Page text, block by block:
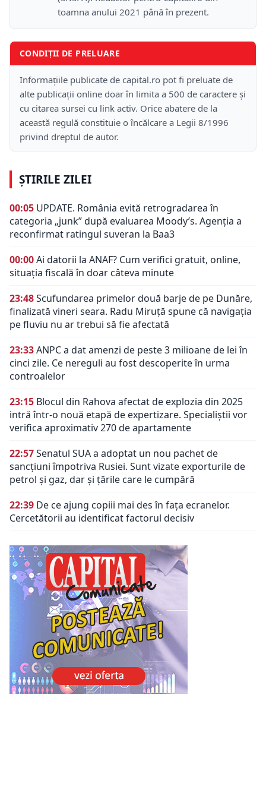
toamna anului 2021 până în prezent.
CONDIȚII DE PRELUARE
Informațiile publicate de capital.ro pot fi preluate de
alte publicații online doar în limita a 500 de caractere și
cu citarea sursei cu link activ. Orice abatere de la
această regulă constituie o încălcare a Legii 8/1996
privind dreptul de autor.
ȘTIRILE ZILEI
00:05 UPDATE. România evită retrogradarea în
categoria „junk” după evaluarea Moody’s. Agenția a
reconfirmat ratingul suveran la Baa3
00:00Ai datorii la ANAF? Cum verifici gratuit, online,
situația fiscală în doar câteva minute
23:48Scufundarea primelor două barje de pe Dunăre,
finalizată vineri seara. Radu Miruță spune că navigația
pe fluviu nu ar trebui să fie afectată
23:33ANPC a dat amenzi de peste 3 milioane de lei în
cinci zile. Ce nereguli au fost descoperite în urma
controalelor
23:15 Blocul din Rahova afectat de explozia din 2025
intră într-o nouă etapă de expertizare. Specialiștii vor
verifica aproximativ 270 de apartamente
22:57Senatul SUA a adoptat un nou pachet de
sancțiuni împotriva Rusiei. Sunt vizate exporturile de
petrol și gaz, dar și țările care le cumpără
22:39 De ce ajung copiii mai des în fața ecranelor.
Cercetătorii au identificat factorul decisiv